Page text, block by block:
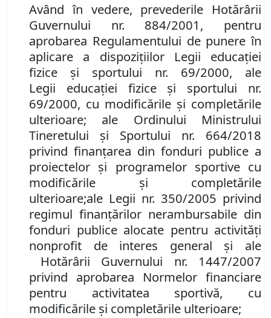
Având în vedere, prevederile Hotărârii
Guvernului nr. 884/2001, pentru
aprobarea Regulamentului de punere în
aplicare a dispoziţiilor Legii educaţiei
fizice şi sportului nr. 69/2000, ale
Legii educaţiei fizice şi sportului nr.
69/2000, cu modificările şi completările
ulterioare; ale Ordinului Ministrului
Tineretului și Sportului nr. 664/2018
privind finanțarea din fonduri publice a
proiectelor și programelor sportive cu
modificările și completările
ulterioare;ale Legii nr. 350/2005 privind
regimul finanțărilor nerambursabile din
fonduri publice alocate pentru activități
nonprofit de interes general și ale
Hotărârii Guvernului nr. 1447/2007
privind aprobarea Normelor financiare
pentru activitatea sportivă, cu
modificările și completările ulterioare;